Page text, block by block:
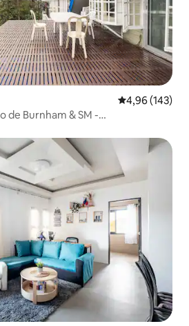
4,96 de uma
4,96 (143)
de Burnham & SM -